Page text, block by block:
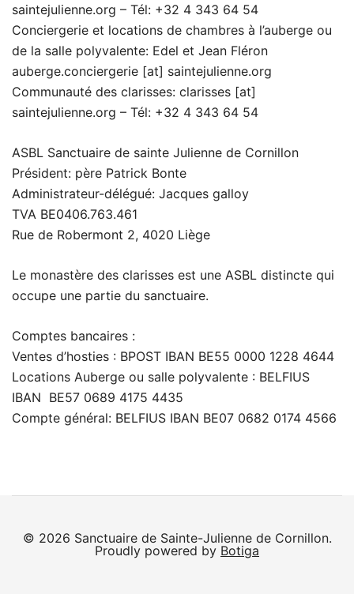
saintejulienne.org – Tél: +32 4 343 64 54
Conciergerie et locations de chambres à l’auberge ou
de la salle polyvalente: Edel et Jean Fléron
auberge.conciergerie [at] saintejulienne.org
Communauté des clarisses: clarisses [at]
saintejulienne.org – Tél: +32 4 343 64 54
ASBL Sanctuaire de sainte Julienne de Cornillon
Président: père Patrick Bonte
Administrateur-délégué: Jacques galloy
TVA BE0406.763.461
Rue de Robermont 2, 4020 Liège
Le monastère des clarisses est une ASBL distincte qui
occupe une partie du sanctuaire.
Comptes bancaires :
Ventes d’hosties : BPOST IBAN BE55 0000 1228 4644
Locations Auberge ou salle polyvalente : BELFIUS
IBAN BE57 0689 4175 4435
Compte général: BELFIUS IBAN BE07 0682 0174 4566
© 2026 Sanctuaire de Sainte-Julienne de Cornillon.
Proudly powered by Botiga